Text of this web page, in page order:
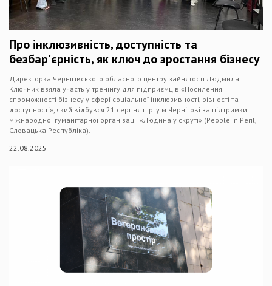
Про інклюзивність, доступність та
безбар'єрність, як ключ до зростання бізнесу
Директорка Чернігівського обласного центру зайнятості Людмила
Ключник взяла участь у тренінгу для підприємців «Посилення
спроможності бізнесу у сфері соціальної інклюзивності, рівності та
доступності», який відбувся 21 серпня п.р. у м.Чернігові за підтримки
міжнародної гуманітарної організації «Людина у скруті» (People in Peril,
Словацька Республіка).
22.08.2025